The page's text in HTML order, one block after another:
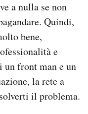
a nulla se non
Quindi,
bene,
e
un front man e un
la rete a
il problema.